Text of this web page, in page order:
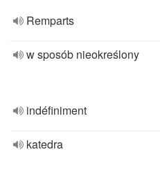
Remparts
w sposób nieokreślony
indéfiniment
katedra